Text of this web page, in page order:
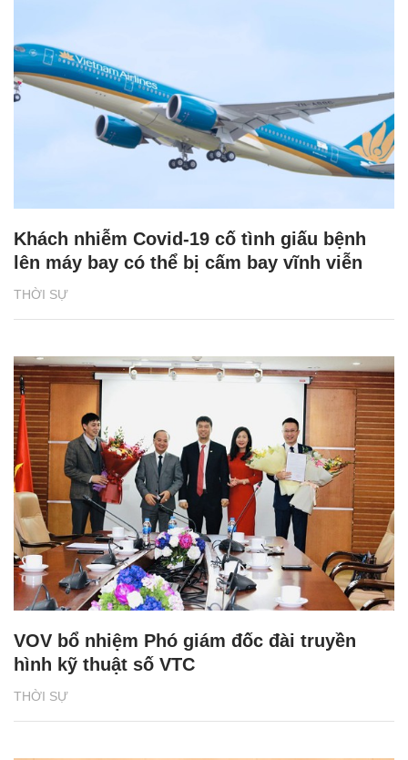
THỜI SỰ
Khách nhiễm Covid-19 cố tình giấu bệnh
lên máy bay có thể bị cấm bay vĩnh viễn
THỜI SỰ
VOV bổ nhiệm Phó giám đốc đài truyền
hình kỹ thuật số VTC